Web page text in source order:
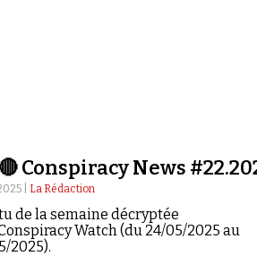
🔴 Conspiracy News
| La Rédaction
de la semaine décryptée
Watch (du 24/05/2025 au
2025).